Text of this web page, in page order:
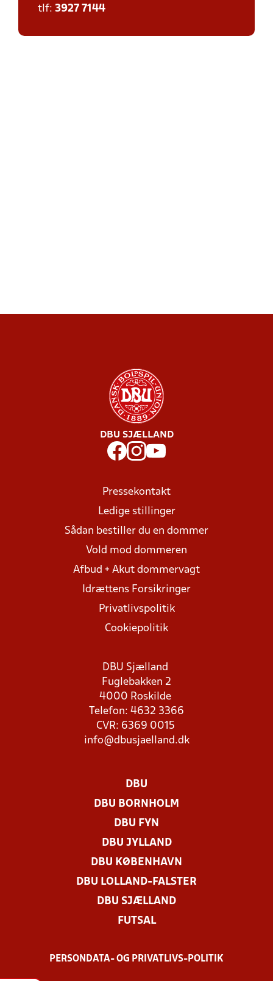
tlf: 3927 7144
DBU SJÆLLAND
Pressekontakt
Ledige stillinger
Sådan bestiller du en dommer
Vold mod dommeren
Afbud + Akut dommervagt
Idrættens Forsikringer
Privatlivspolitik
Cookiepolitik
DBU Sjælland
Fuglebakken 2
4000 Roskilde
Telefon: 4632 3366
CVR: 6369 0015
info@dbusjaelland.dk
DBU
DBU BORNHOLM
DBU FYN
DBU JYLLAND
DBU KØBENHAVN
DBU LOLLAND-FALSTER
DBU SJÆLLAND
FUTSAL
PERSONDATA- OG PRIVATLIVS-POLITIK